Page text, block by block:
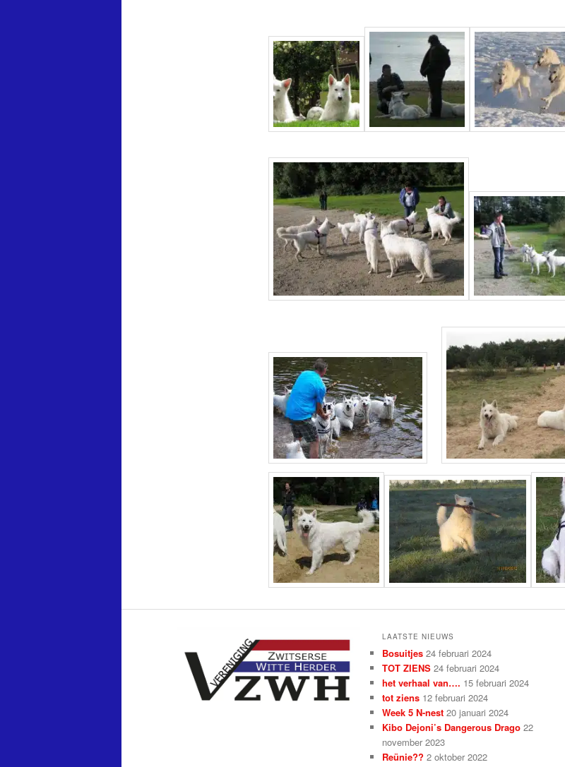
LAATSTE NIEUWS
Bosuitjes 24 februari 2024
TOT ZIENS 24 februari 2024
het verhaal van…. 15 februari 2024
tot ziens 12 februari 2024
Week 5 N-nest 20 januari 2024
Kibo Dejoni’s Dangerous Drago 22
november 2023
Reünie?? 2 oktober 2022